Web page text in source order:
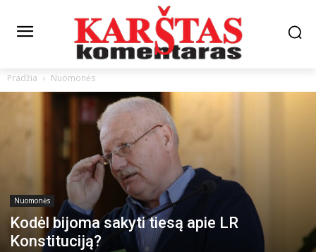
Pradžia Nuomonės
Nuomonės
Kodėl bijoma sakyti tiesą apie LR
Konstituciją?